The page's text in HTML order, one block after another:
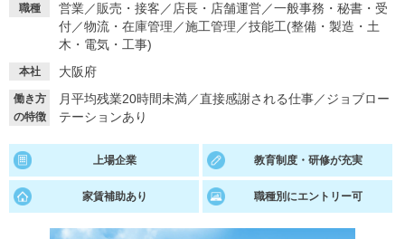
イベントを探す スカウト お知らせ
就活ノウハウ・サポート
就活支援
就活ノウハウが満載！ お役立ち記事・相談室など
あなたに合う仕事を診断！ 動画で対策講座をチェック
職種 営業／販売・接客 ／ 店長・店舗運営／一般事務・秘書・受
付／物流・在庫管理 ／施工管理 ／技能工(整備・製造・土
木・電気・工事)
本社 大阪府
働き方
の特徴
月平均残業20時間未満／直接感謝される仕事／ジョブロー
テーションあり
上場企業 教育制度・研修が充実
家賃補助あり 職種別にエントリー可